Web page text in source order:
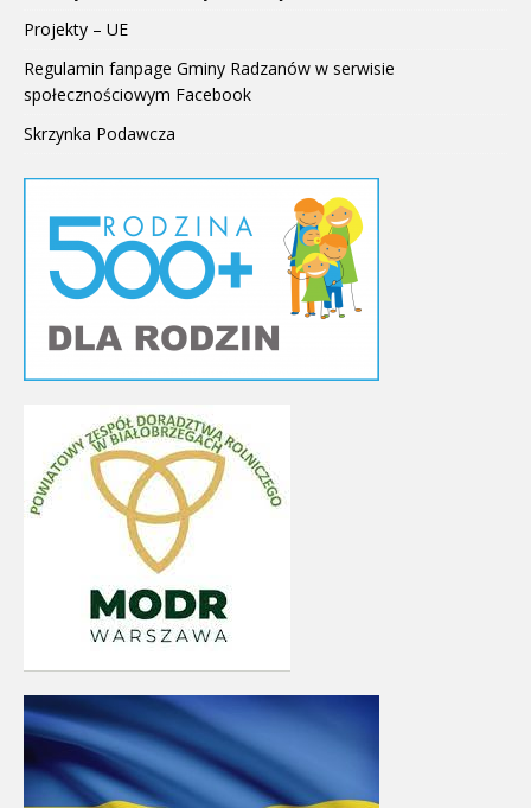
Projekty – UE
Regulamin fanpage Gminy Radzanów w serwisie
społecznościowym Facebook
Skrzynka Podawcza